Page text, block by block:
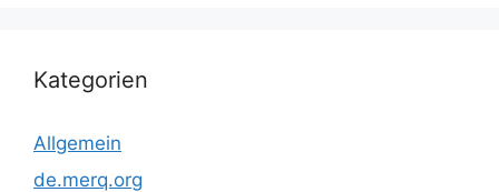
Kategorien
Allgemein
de.merq.org